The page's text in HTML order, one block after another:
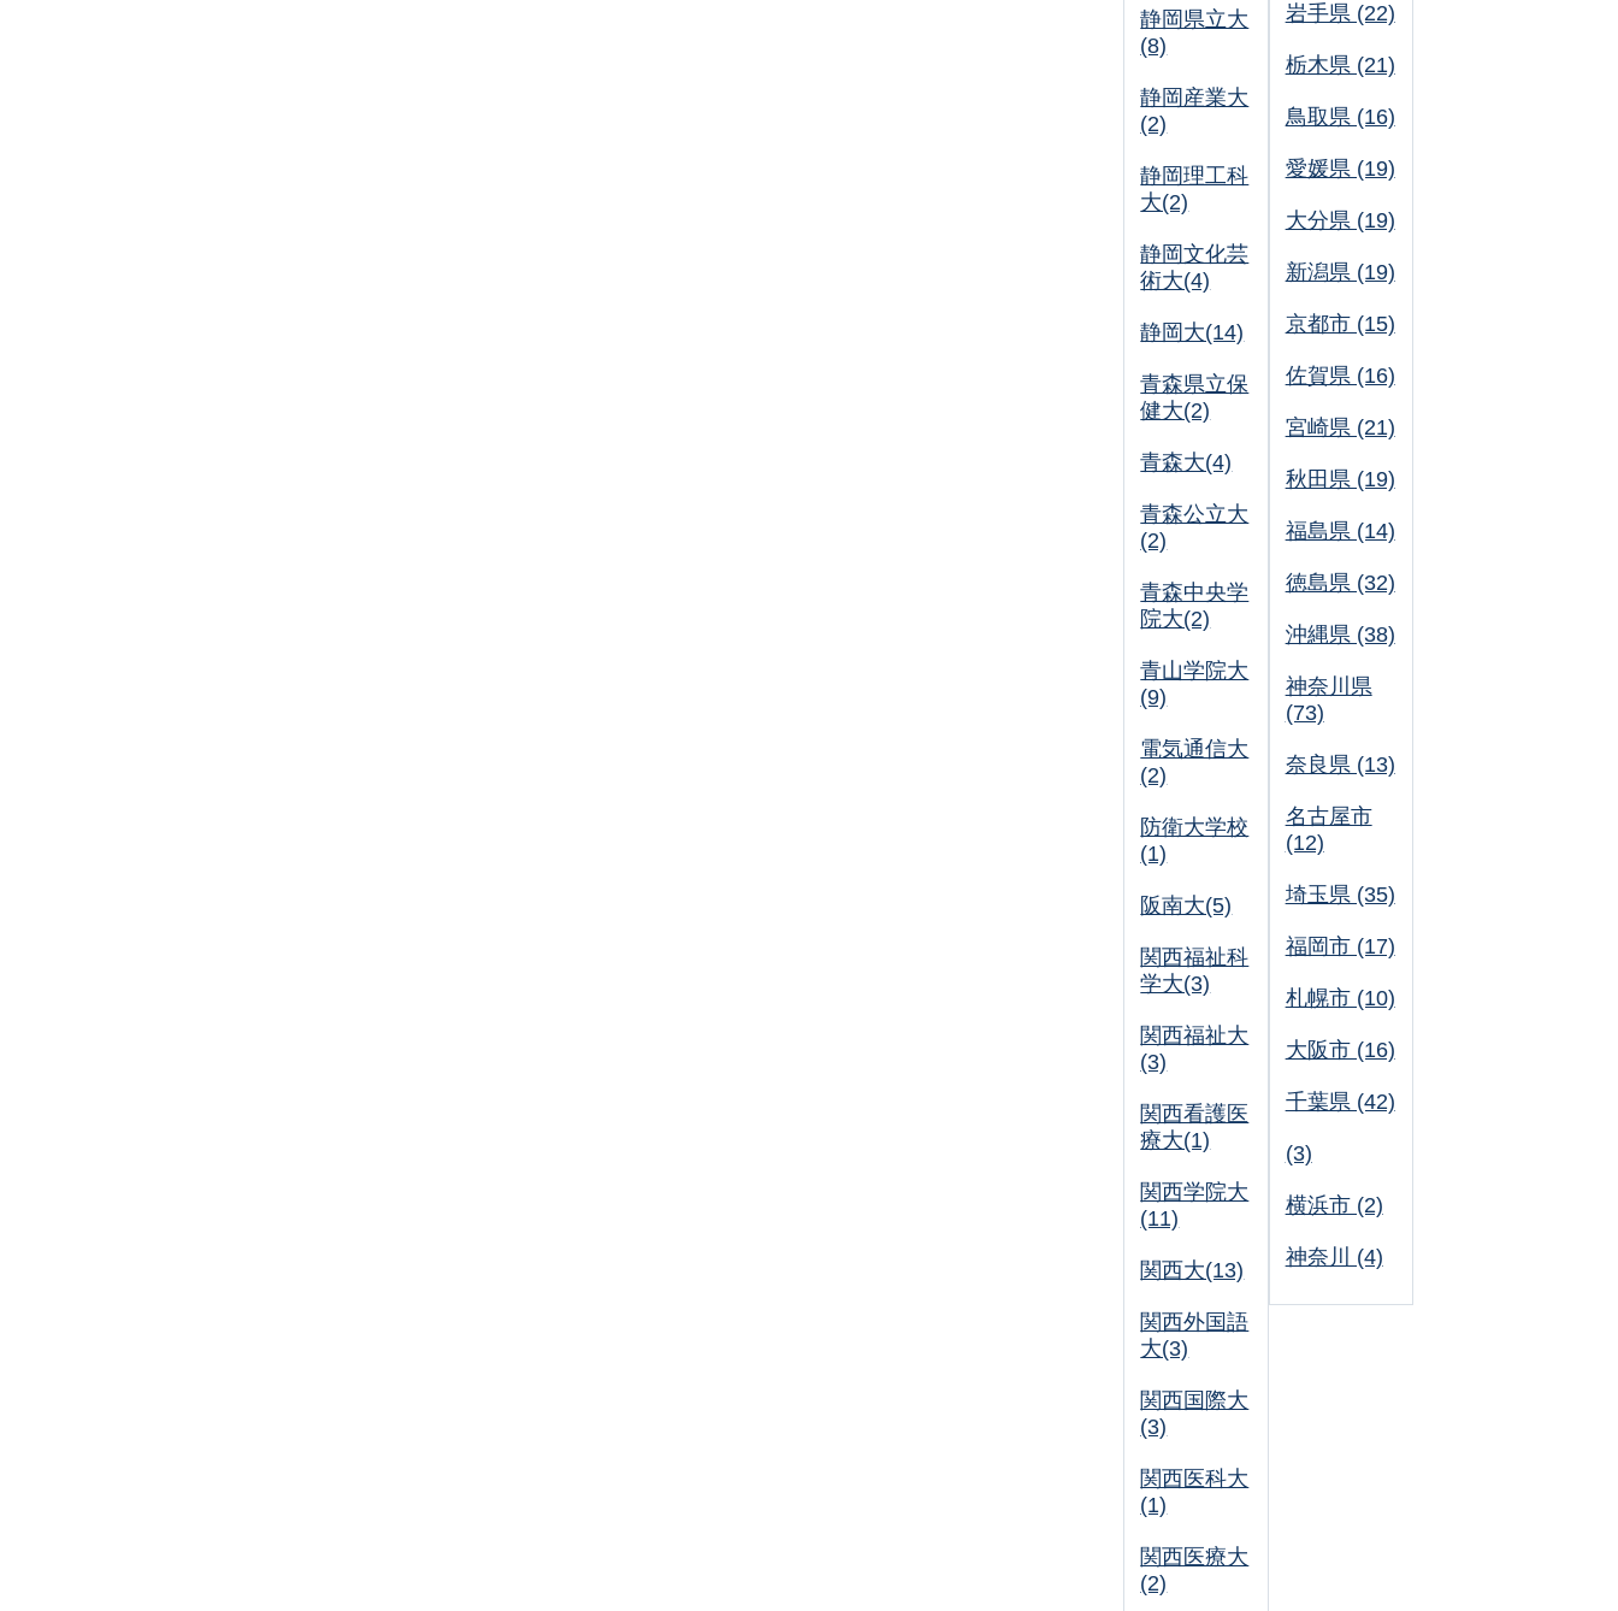
静岡県立大
(8)
静岡産業大
(2)
静岡理工科
大(2)
静岡文化芸
術大(4)
静岡大(14)
青森県立保
健大(2)
青森大(4)
青森公立大
(2)
青森中央学
院大(2)
青山学院大
(9)
電気通信大
(2)
防衛大学校
(1)
阪南大(5)
関西福祉科
学大(3)
関西福祉大
(3)
関西看護医
療大(1)
関西学院大
(11)
関西大(13)
関西外国語
大(3)
関西国際大
(3)
関西医科大
(1)
関西医療大
(2)
岩手県 (22)
栃木県 (21)
鳥取県 (16)
愛媛県 (19)
大分県 (19)
新潟県 (19)
京都市 (15)
佐賀県 (16)
宮崎県 (21)
秋田県 (19)
福島県 (14)
徳島県 (32)
沖縄県 (38)
神奈川県
(73)
奈良県 (13)
名古屋市
(12)
埼玉県 (35)
福岡市 (17)
札幌市 (10)
大阪市 (16)
千葉県 (42)
(3)
横浜市 (2)
神奈川 (4)